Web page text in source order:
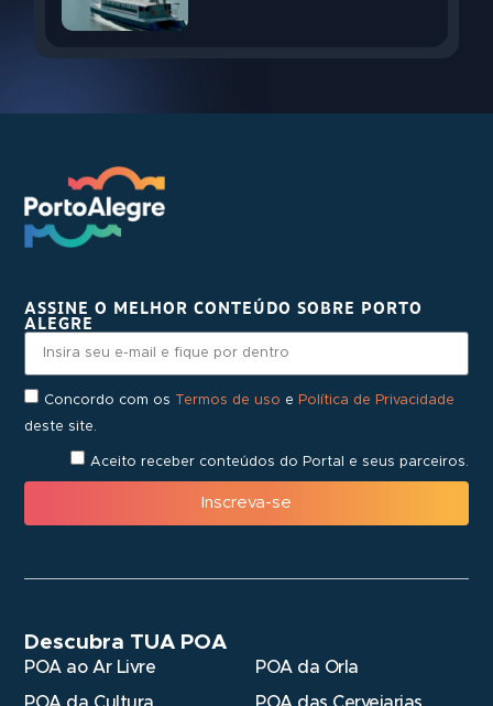
ASSINE O MELHOR CONTEÚDO SOBRE PORTO
ALEGRE
Concordo com os Termos de uso e Política de Privacidade
deste site.
Aceito receber conteúdos do Portal e seus parceiros.
Inscreva-se
Descubra TUA POA
POA ao Ar Livre
POA da Cultura
POA da Orla
POA das Cervejarias